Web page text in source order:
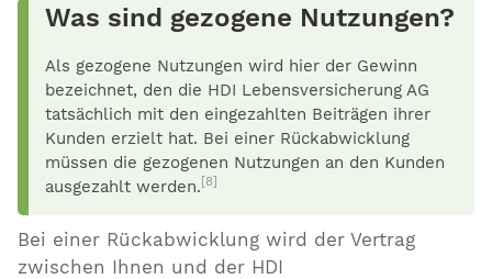
Was sind gezogene Nutzungen?
Als gezogene Nutzungen wird hier der Gewinn
bezeichnet, den die HDI Lebensversicherung AG
tatsächlich mit den eingezahlten Beiträgen ihrer
Kunden erzielt hat. Bei einer Rückabwicklung
müssen die gezogenen Nutzungen an den Kunden
ausgezahlt werden. [8]
Bei einer Rückabwicklung wird der Vertrag
zwischen Ihnen und der HDI